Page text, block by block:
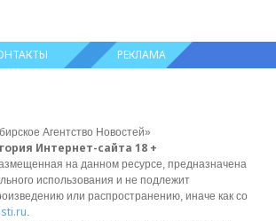
РЕКЛАМА
Агентство Новостей»
Интернет-сайта 18 +
на данном ресурсе, предназначена
использования и не подлежит
или распространению, иначе как со
.